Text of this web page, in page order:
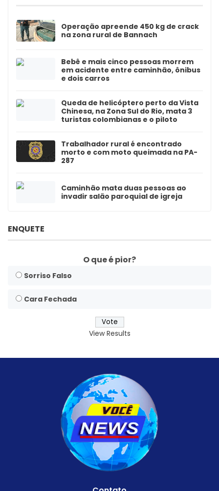
Operação apreende 450 kg de crack
na zona rural de Bannach
Bebê e mais cinco pessoas morrem
em acidente entre caminhão, ônibus
e dois carros
Queda de helicóptero perto da Vista
Chinesa, na Zona Sul do Rio, mata 3
turistas colombianas e o piloto
Trabalhador rural é encontrado
morto e com moto queimada na PA-
287
Caminhão mata duas pessoas ao
invadir salão paroquial de igreja
ENQUETE
O que é pior?
Sorriso Falso
Cara Fechada
View Results